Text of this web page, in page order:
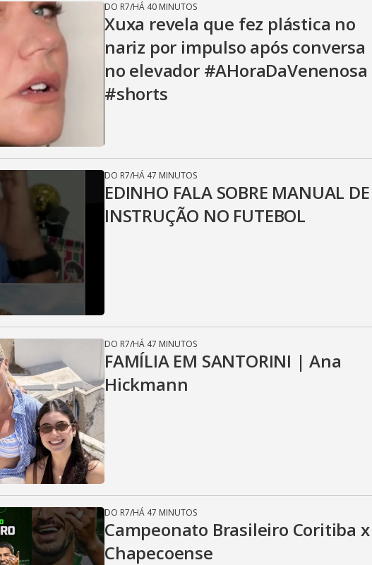
DO R7/HÁ 40 MINUTOS
Xuxa revela que fez plástica no
nariz por impulso após conversa
no elevador #AHoraDaVenenosa
#shorts
DO R7/HÁ 47 MINUTOS
EDINHO FALA SOBRE MANUAL DE
INSTRUÇÃO NO FUTEBOL
DO R7/HÁ 47 MINUTOS
FAMÍLIA EM SANTORINI | Ana
Hickmann
DO R7/HÁ 47 MINUTOS
Campeonato Brasileiro Coritiba x
Chapecoense